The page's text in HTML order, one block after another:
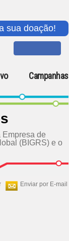
sua doação!
Campanhas
de
(BIGRS) e o
Enviar por E-mail